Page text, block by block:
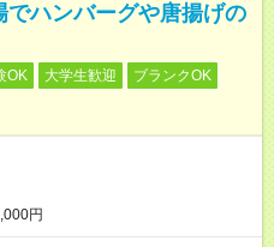
ハンバーグや唐揚げの
OK 大学生歓迎
ブランクOK
円